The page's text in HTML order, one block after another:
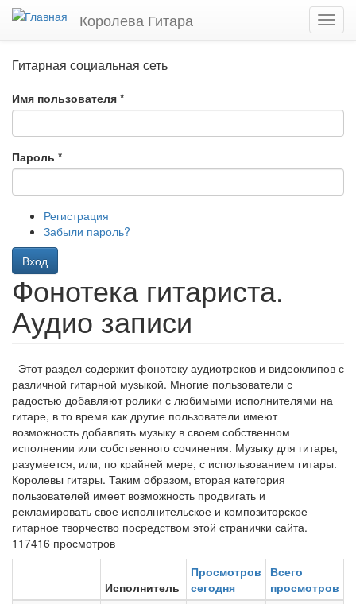
Перейти
Королева Гитара
Гитарная социальная сеть
Имя пользователя *
Пароль *
Регистрация
Забыли пароль?
Вход
Фонотека гитариста.
Аудио записи
Этот раздел содержит фонотеку аудиотреков и видеоклипов с
различной гитарной музыкой. Многие пользователи с
радостью добавляют ролики с любимыми исполнителями на
гитаре, в то время как другие пользователи имеют
возможность добавлять музыку в своем собственном
исполнении или собственного сочинения. Музыку для гитары,
разумеется, или, по крайней мере, с использованием гитары.
Королевы гитары. Таким образом, вторая категория
пользователей имеет возможность продвигать и
рекламировать свое исполнительское и композиторское
гитарное творчество посредством этой странички сайта.
117416 просмотров
Исполнитель
Просмотров
сегодня
Всего
просмотров